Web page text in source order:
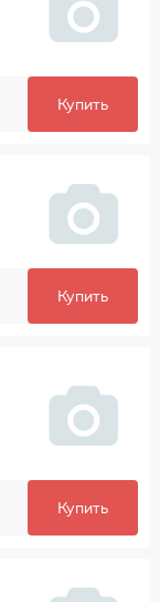
Купить
Купить
Купить